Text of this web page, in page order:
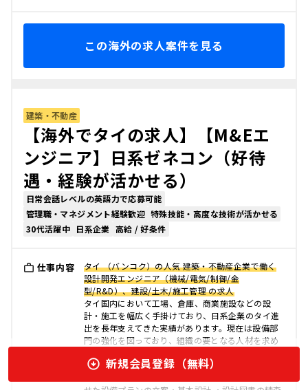
この海外の求人案件を見る
建築・不動産
【海外でタイの求人】【M&Eエ
ンジニア】日系ゼネコン（好待
遇・経験が活かせる）
日常会話レベルの英語力で応募可能
管理職・マネジメント経験歓迎 特殊技能・高度な技術が活かせる
30代活躍中 日系企業 高給 / 好条件
仕事内容
タイ （バンコク）の人気 建築・不動産企業で働く
設計開発エンジニア（機械/電気/制御/金
型/R&D）、建設/土木/施工管理 の求人
タイ国内において工場、倉庫、商業施設などの設
計・施工を幅広く手掛けており、日系企業のタイ進
出を長年支えてきた実績があります。現在は設備部
門の強化を図っており、組織の要となる人材を求め
に、安定した経営基盤を誇る企業です。 業務内容：
新規会員登録（無料）